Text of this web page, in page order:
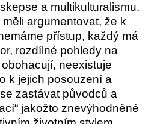
a multikulturalismu.
argumentovat, že k
přístup, každý má
rozdílné pohledy na
neexistuje
k jejich posouzení a
zastávat původců a
jakožto znevýhodněné